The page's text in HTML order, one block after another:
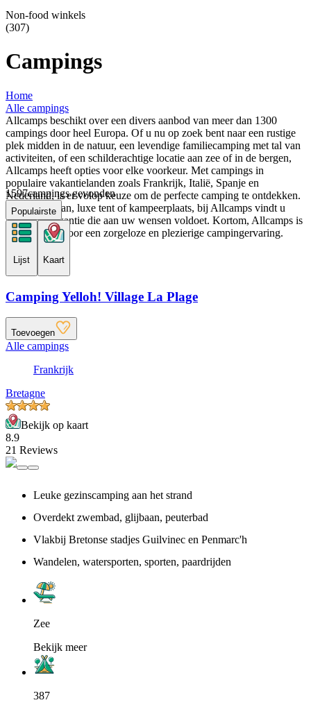
Non-food winkels
(307)
Campings
Home
Alle campings
Allcamps beschikt over een divers aanbod van meer dan 1300
campings door heel Europa. Of u nu op zoek bent naar een rustige
plek midden in de natuur, een levendige familiecamping met tal van
activiteiten, of een schilderachtige locatie aan zee of in de bergen,
Allcamps heeft opties voor elke voorkeur. Met campings in
populaire vakantielanden zoals Frankrijk, Italië, Spanje en
Nederland, is er volop keuze om de perfecte camping te ontdekken.
Een stacaravan, luxe tent of kampeerplaats, bij Allcamps vindt u
altijd een vakantie die aan uw wensen voldoet. Kortom, Allcamps is
uw startpunt voor een zorgeloze en plezierige campingervaring.
1597campings gevonden
Populairste
Lijst Kaart
Camping Yelloh! Village La Plage
Toevoegen
Alle campings
Frankrijk
Bretagne
Bekijk op kaart
8.9
21 Reviews
Leuke gezinscamping aan het strand
Overdekt zwembad, glijbaan, peuterbad
Vlakbij Bretonse stadjes Guilvinec en Penmarc'h
Wandelen, watersporten, sporten, paardrijden
Zee
Bekijk meer
387